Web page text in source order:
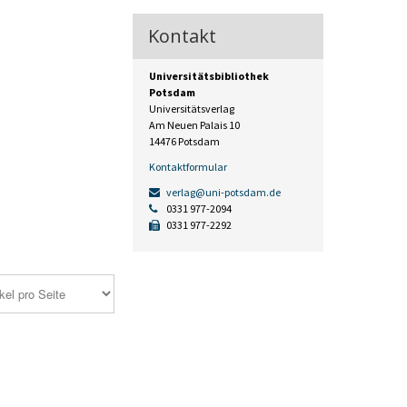
Kontakt
Universitätsbibliothek
Potsdam
Universitätsverlag
Am Neuen Palais 10
14476 Potsdam
Kontaktformular
verlag@uni-potsdam.de
0331 977-2094
0331 977-2292